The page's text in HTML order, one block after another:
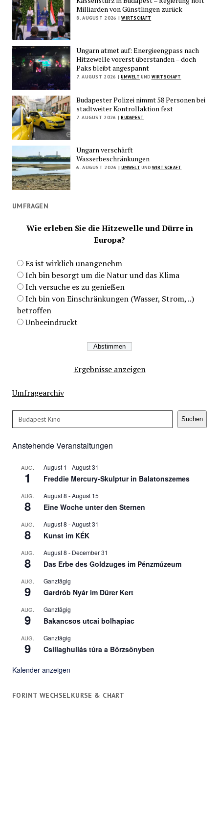
Milliarden von Günstlingen zurück
8. AUGUST 2026 | WIRTSCHAFT
Ungarn atmet auf: Energieengpass nach
Hitzewelle vorerst überstanden – doch
Paks bleibt angespannt
7. AUGUST 2026 | UMWELT UND WIRTSCHAFT
Budapester Polizei nimmt 58 Personen bei
stadtweiter Kontrollaktion fest
7. AUGUST 2026 | BUDAPEST
Ungarn verschärft
Wasserbeschränkungen
6. AUGUST 2026 | UMWELT UND WIRTSCHAFT
UMFRAGEN
Wie erleben Sie die Hitzewelle und Dürre in
Europa?
Es ist wirklich unangenehm
Ich bin besorgt um die Natur und das Klima
Ich versuche es zu genießen
Ich bin von Einschränkungen (Wasser, Strom, ..)
betroffen
Unbeeindruckt
Ergebnisse anzeigen
Umfragearchiv
Suchen Suchen
Anstehende Veranstaltungen
AUG.
1
August 1 -August 31
Freddie Mercury-Skulptur in Balatonszemes
AUG.
8
August 8 -August 15
Eine Woche unter den Sternen
AUG.
8
August 8 -August 31
Kunst im KÉK
AUG.
8
August 8 - December 31
Das Erbe des Goldzuges im Pénzmúzeum
AUG.
9
Ganztägig
Gardrób Nyár im Dürer Kert
AUG.
9
Ganztägig
Bakancsos utcai bolhapiac
AUG.
9
Ganztägig
Csillaghullás túra a Börzsönyben
Kalender anzeigen
FORINT WECHSELKURSE & CHART